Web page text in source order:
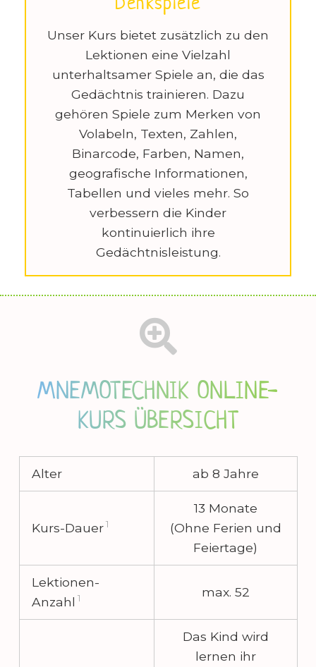
Denkspiele
Unser Kurs bietet zusätzlich zu den
Lektionen eine Vielzahl
unterhaltsamer Spiele an, die das
Gedächtnis trainieren. Dazu
gehören Spiele zum Merken von
Volabeln, Texten, Zahlen,
Binarcode, Farben, Namen,
geografische Informationen,
Tabellen und vieles mehr. So
verbessern die Kinder
kontinuierlich ihre
Gedächtnisleistung.
MNEMOTECHNIK ONLINE-
KURS ÜBERSICHT
Alter ab 8 Jahre
Kurs-Dauer1
13 Monate
(Ohne Ferien und
Feiertage)
Lektionen-
Anzahl 1 max. 52
Das Kind wird
lernen ihr